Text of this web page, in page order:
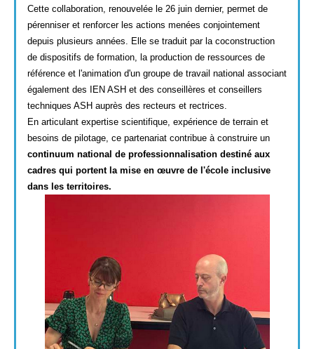
Cette collaboration, renouvelée le 26 juin dernier, permet de
pérenniser et renforcer les actions menées conjointement
depuis plusieurs années. Elle se traduit par la coconstruction
de dispositifs de formation, la production de ressources de
référence et l'animation d'un groupe de travail national associant
également des IEN ASH et des conseillères et conseillers
techniques ASH auprès des recteurs et rectrices.
En articulant expertise scientifique, expérience de terrain et
besoins de pilotage, ce partenariat contribue à construire un
continuum national de professionnalisation destiné aux
cadres qui portent la mise en œuvre de l'école inclusive
dans les territoires.